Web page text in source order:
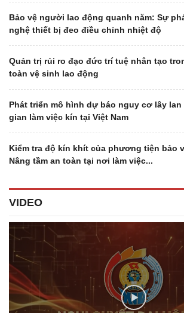
Bảo vệ người lao động quanh năm: Sự
nghệ thiết bị đeo điều chỉnh nhiệt độ
Quản trị rủi ro đạo đức trí tuệ nhân tạo
toàn vệ sinh lao động
Phát triển mô hình dự báo nguy cơ lây
gian làm việc kín tại Việt Nam
Kiểm tra độ kín khít của phương tiện bảo
Nâng tầm an toàn tại nơi làm việc...
VIDEO